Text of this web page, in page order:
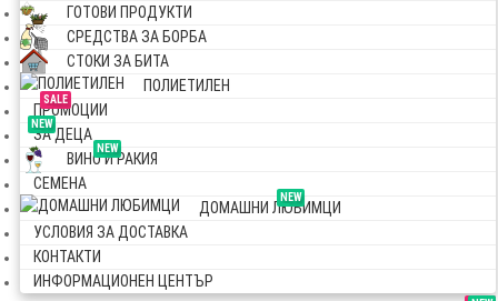
ГОТОВИ ПРОДУКТИ
СРЕДСТВА ЗА БОРБА
СТОКИ ЗА БИТА
ПОЛИЕТИЛЕН
SALE
ПРОМОЦИИ
NEW
ЗА ДЕЦА
NEW
ВИНО И РАКИЯ
СЕМЕНА
NEW
ДОМАШНИ ЛЮБИМЦИ
УСЛОВИЯ ЗА ДОСТАВКА
КОНТАКТИ
ИНФОРМАЦИОНЕН ЦЕНТЪР